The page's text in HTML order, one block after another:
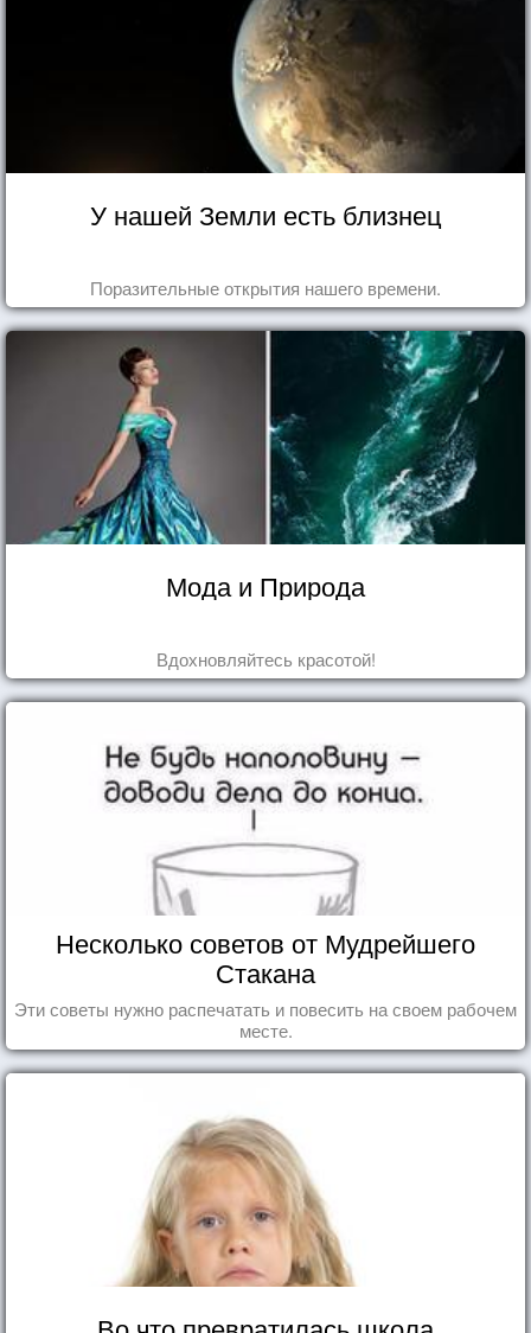
У нашей Земли есть близнец
Поразительные открытия нашего времени.
Мода и Природа
Вдохновляйтесь красотой!
Несколько советов от Мудрейшего
Стакана
Эти советы нужно распечатать и повесить на своем рабочем
месте.